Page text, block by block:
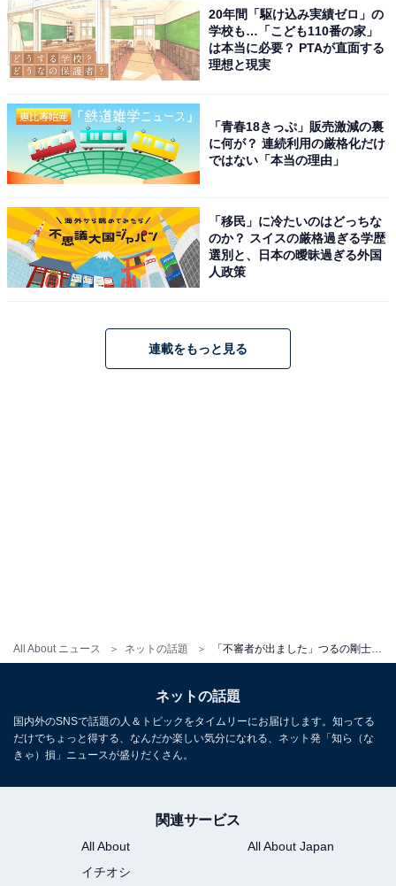
All About ニュース ネットの話題
20年間「駆け込み実績ゼロ」の
学校も…「こども110番の家」
は本当に必要？ PTAが直面する
理想と現実
「青春18きっぷ」販売激減の裏
に何が？ 連続利用の厳格化だけ
ではない「本当の理由」
「移民」に冷たいのはどっちな
のか？ スイスの厳格過ぎる学歴
選別と、日本の曖昧過ぎる外国
人政策
連載をもっと見る
ネットの話題
国内外のSNSで話題の人＆トピックをタイムリーにお届けします。知ってる
だけでちょっと得する、なんだか楽しい気分になれる、ネット発「知ら（な
きゃ）損」ニュースが盛りだくさん。
関連サービス
All About
All About Japan
イチオシ